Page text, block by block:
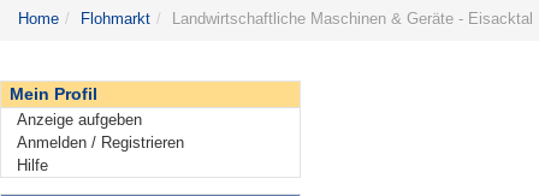
Home / Flohmarkt / Landwirtschaftliche Maschinen & Geräte - Eisacktal
Mein Profil
Anzeige aufgeben
Anmelden / Registrieren
Hilfe